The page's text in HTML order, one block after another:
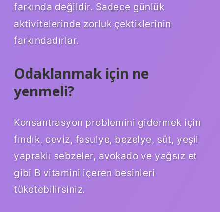
farkında değildir. Sadece günlük
aktivitelerinde zorluk çektiklerinin
farkındadırlar.
Odaklanmak için ne
yenmeli?
Konsantrasyon problemini gidermek için
fındık, ceviz, fasulye, bezelye, süt, yeşil
yapraklı sebzeler, avokado ve yağsız et
gibi B vitamini içeren besinleri
tüketebilirsiniz.